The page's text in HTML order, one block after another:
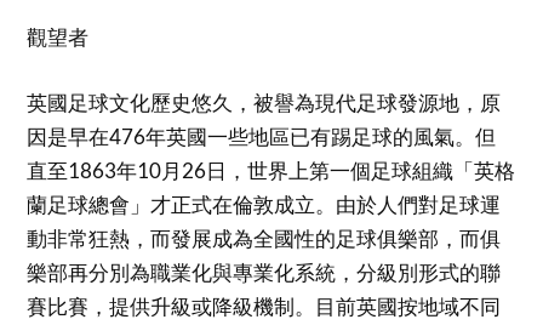
觀望者
英國足球文化歷史悠久，被譽為現代足球發源地，原
因是早在476年英國一些地區已有踢足球的風氣。但
直至1863年10月26日，世界上第一個足球組織「英格
蘭足球總會」才正式在倫敦成立。由於人們對足球運
動非常狂熱，而發展成為全國性的足球俱樂部，而俱
樂部再分別為職業化與專業化系統，分級別形式的聯
賽比賽，提供升級或降級機制。目前英國按地域不同